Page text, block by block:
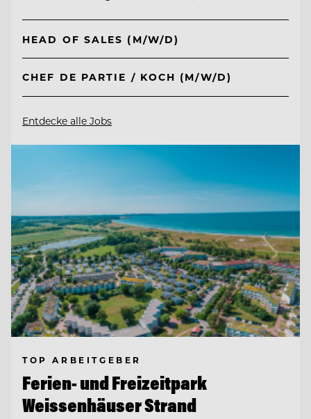
HEAD OF SALES (M/W/D)
CHEF DE PARTIE / KOCH (M/W/D)
Entdecke alle Jobs
TOP ARBEITGEBER
Ferien- und Freizeitpark
Weissenhäuser Strand